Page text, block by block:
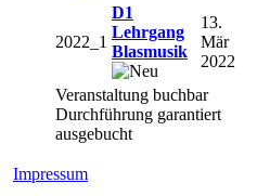
2022_1
D1
Lehrgang
Blasmusik
13.
Mär
2022
Veranstaltung buchbar
Durchführung garantiert
ausgebucht
Impressum